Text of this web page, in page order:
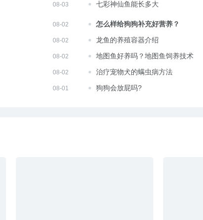
08-03 七彩神仙鱼能长多大
08-02 怎么样给狗狗补充好营养？
08-02 龙鱼的养殖容器介绍
08-02 地图鱼好养吗？地图鱼饲养技术
08-02 治疗宠物犬的螨虫病方法
08-01 狗狗会放屁吗?